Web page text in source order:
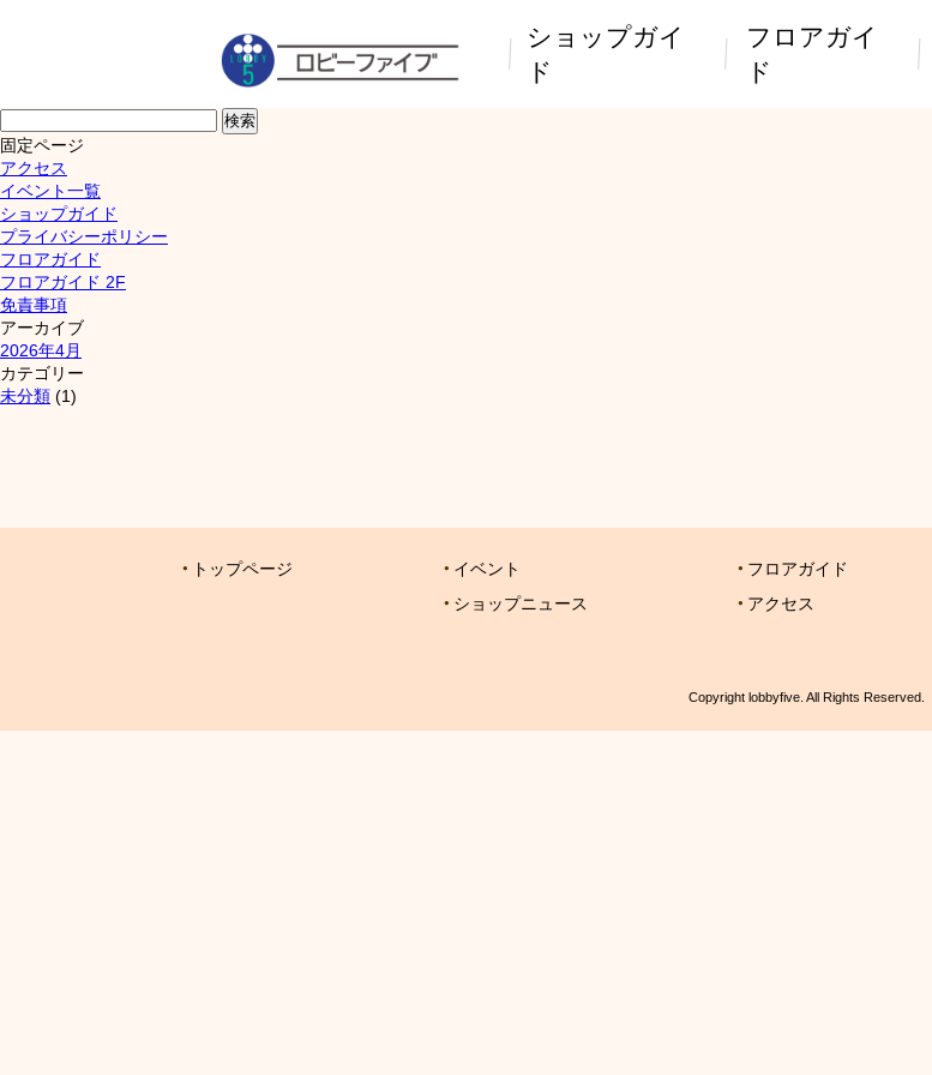
ショップガイ
ド
フロアガイ
ド
索:
固定ページ
アクセス
イベント一覧
ショップガイド
プライバシーポリシー
フロアガイド
フロアガイド 2F
免責事項
アーカイブ
2026年4月
カテゴリー
未分類 (1)
トップページ
イベント
ショップニュース
フロアガイド
アクセス
Copyright lobbyfive. All Rights Reserved.